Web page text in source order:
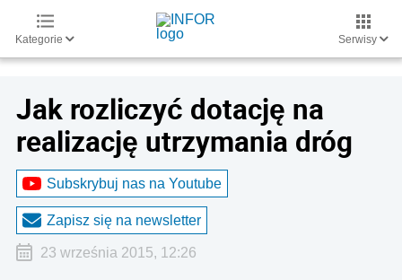
Kategorie Serwisy
Jak rozliczyć dotację na
realizację utrzymania dróg
Subskrybuj nas na Youtube
Zapisz się na newsletter
23 września 2015, 12:26